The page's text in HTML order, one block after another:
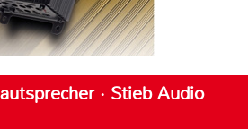
· Stieb Audio